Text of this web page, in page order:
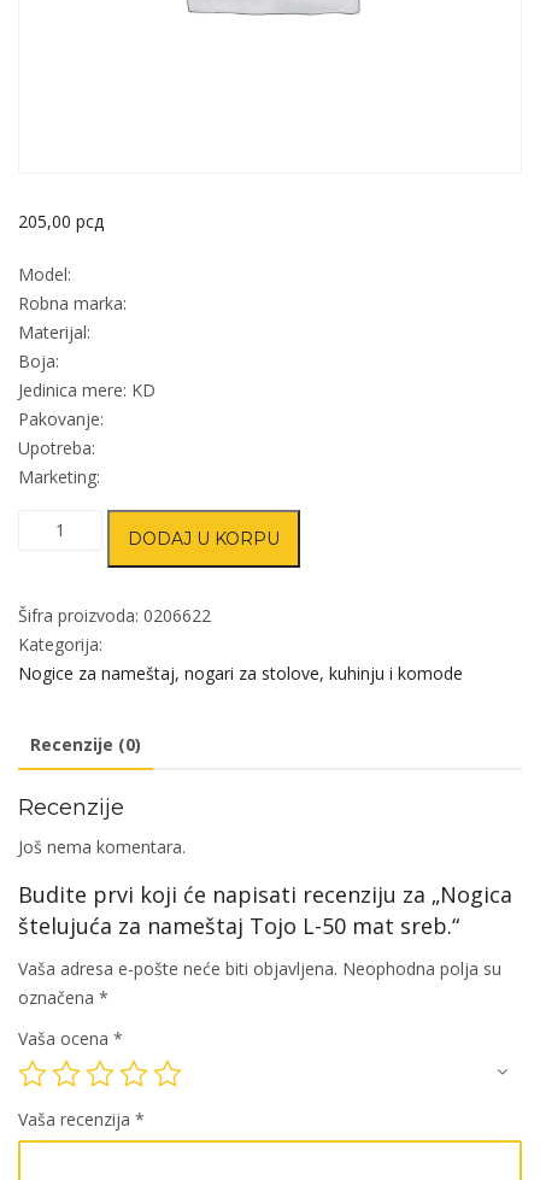
205,00 рсд
Model:
Robna marka:
Materijal:
Boja:
Jedinica mere: KD
Pakovanje:
Upotreba:
Marketing:
Nogica
nameštaj
Tojo
L-
sreb.
DODAJ U KORPU
Šifra proizvoda: 0206622
Kategorija:
Nogice za nameštaj, nogari za stolove, kuhinju i komode
Recenzije (0)
Recenzije
Još nema komentara.
Budite prvi koji će napisati recenziju za „Nogica
štelujuća za nameštaj Tojo L-50 mat sreb.“
Vaša adresa e-pošte neće biti objavljena. Neophodna polja su
označena *
Vaša ocena *
Vaša recenzija *